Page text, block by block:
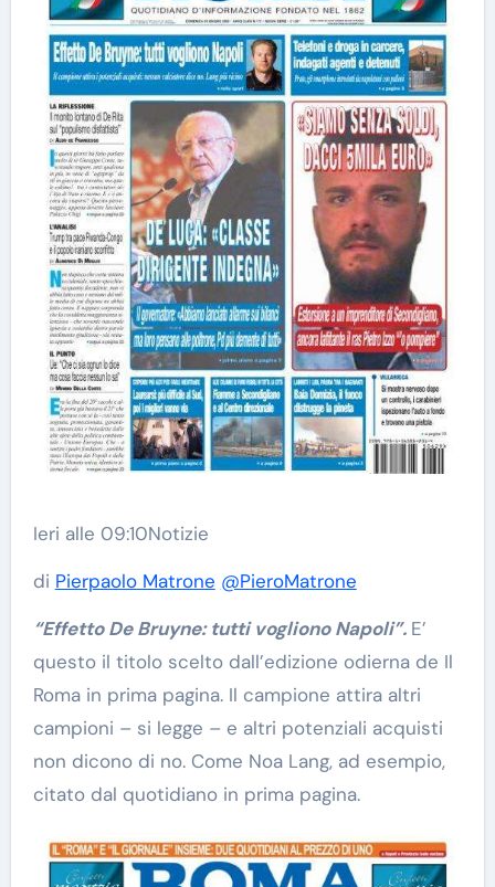
Ieri alle 09:10Notizie
di Pierpaolo Matrone @PieroMatrone
“Effetto De Bruyne: tutti vogliono Napoli”. E’
questo il titolo scelto dall’edizione odierna de Il
Roma in prima pagina. Il campione attira altri
campioni – si legge – e altri potenziali acquisti
non dicono di no. Come Noa Lang, ad esempio,
citato dal quotidiano in prima pagina.